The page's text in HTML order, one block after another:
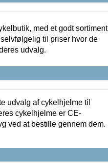
med et godt sortiment
til priser hvor de
udvalg.
udvalg af cykelhjelme til
cykelhjelme er CE-
ved at bestille gennem dem.